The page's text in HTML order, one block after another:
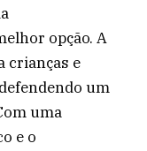
opção. A
crianças e
um
uma
e o